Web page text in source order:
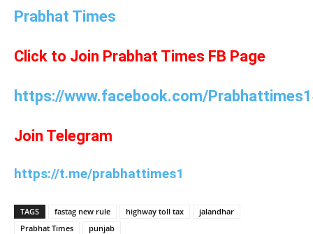
Prabhat Times
Click to Join Prabhat Times FB Page
https://www.facebook.com/
Join Telegram
https://t.me/prabhattimes1
TAGS fastag new rule highway toll tax
jalandhar
Prabhat Times
punjab